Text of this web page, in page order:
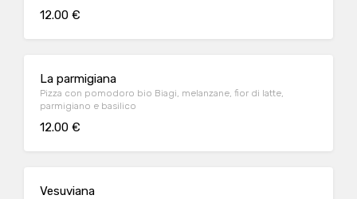
12.00 €
La parmigiana
Pizza con pomodoro bio Biagi, melanzane, fior di latte,
parmigiano e basilico
12.00 €
Vesuviana